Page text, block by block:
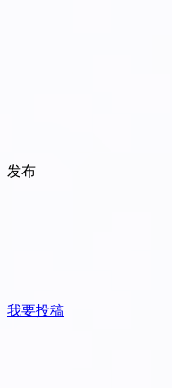
发布
我要投稿